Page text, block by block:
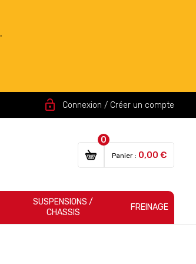
.
lock_open Connexion / Créer un compte
0
Panier : 0,00 €
SUSPENSIONS /
CHASSIS
FREINAGE